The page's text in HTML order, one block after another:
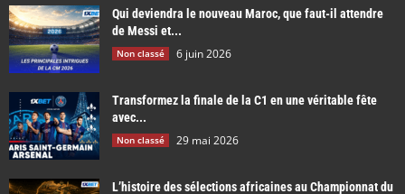
Qui deviendra le nouveau Maroc, que faut-il attendre
de Messi et...
Non classé 6 juin 2026
Transformez la finale de la C1 en une véritable fête
avec...
Non classé 29 mai 2026
L’histoire des sélections africaines au Championnat du